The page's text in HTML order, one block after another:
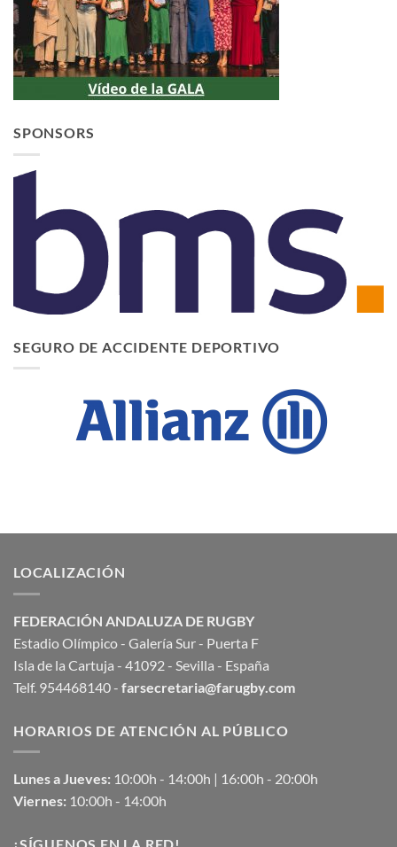
SPONSORS
SEGURO DE ACCIDENTE DEPORTIVO
LOCALIZACIÓN
FEDERACIÓN ANDALUZA DE RUGBY
Estadio Olímpico - Galería Sur - Puerta F
Isla de la Cartuja - 41092 - Sevilla - España
Telf. 954468140 - farsecretaria@farugby.com
HORARIOS DE ATENCIÓN AL PÚBLICO
Lunes a Jueves: 10:00h - 14:00h | 16:00h - 20:00h
Viernes: 10:00h - 14:00h